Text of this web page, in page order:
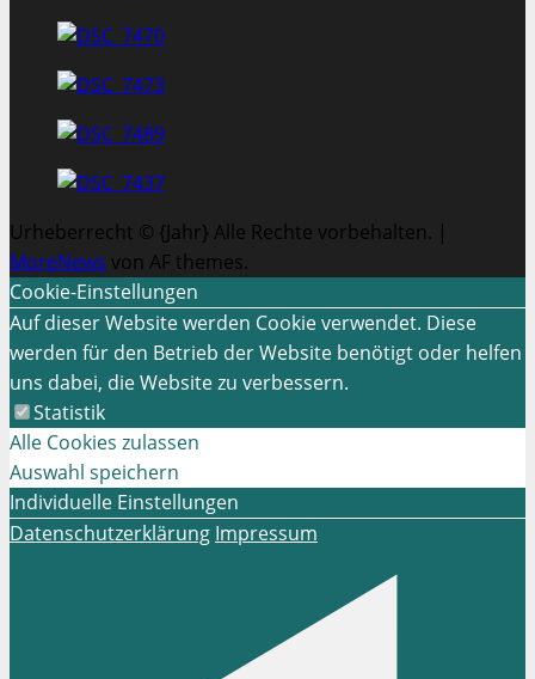
Urheberrecht © {Jahr} Alle Rechte vorbehalten. |
MoreNews von AF themes.
Cookie-Einstellungen
Auf dieser Website werden Cookie verwendet. Diese
werden für den Betrieb der Website benötigt oder helfen
uns dabei, die Website zu verbessern.
Statistik
Alle Cookies zulassen
Auswahl speichern
Individuelle Einstellungen
Datenschutzerklärung Impressum